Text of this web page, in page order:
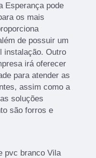
Esperança pode
os mais
de possuir um
instalação. Outro
irá oferecer
para atender as
assim como a
soluções
são forros e
pvc branco Vila